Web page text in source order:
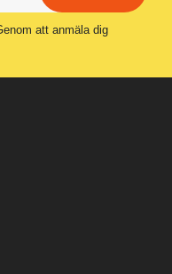
att anmäla dig